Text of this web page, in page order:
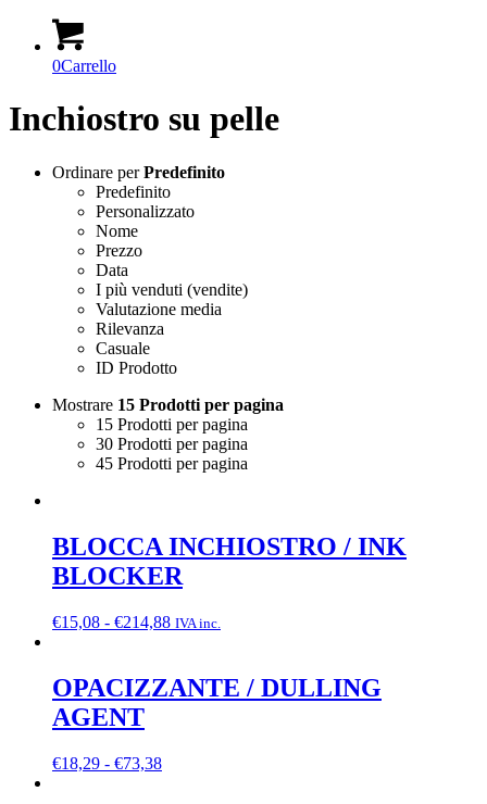
0Carrello
Inchiostro su pelle
Ordinare perPredefinito
Predefinito
Personalizzato
Nome
Prezzo
Data
I più venduti (vendite)
Valutazione media
Rilevanza
Casuale
ID Prodotto
Mostrare 15 Prodotti per pagina
15 Prodotti per pagina
30 Prodotti per pagina
45 Prodotti per pagina
BLOCCA INCHIOSTRO / INK
BLOCKER
€15,08 - €214,88Fascia
da
€15,08
IVA inc.
OPACIZZANTE / DULLING
AGENT
€18,29 - €73,38Fascia